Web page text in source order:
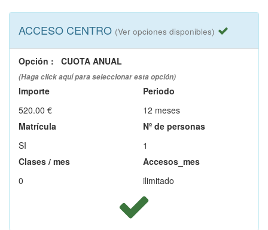
ACCESO CENTRO (Ver opciones disponibles)
Opción : CUOTA ANUAL
(Haga click aquí para seleccionar esta opción)
Importe
520.00 €
Periodo
12 meses
Matrícula
SI
Nº de personas
1
Clases / mes
0
Accesos_mes
ilimitado